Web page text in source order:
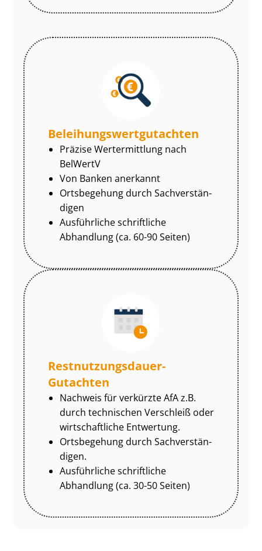
Be­lei­hungs­wert­gut­ach­ten
Präzise Wertermittlung nach
BelWertV
Von Banken anerkannt
Ortsbegehung durch Sach­ver­stän­
di­gen
Ausführliche schriftliche
Abhandlung (ca. 60-90 Seiten)
Rest­nut­zungs­dau­er-
Gutachten
Nachweis für verkürzte AfA z.B.
durch technischen Verschleiß oder
wirtschaftliche Entwertung.
Ortsbegehung durch Sach­ver­stän­
di­gen.
Ausführliche schriftliche
Abhandlung (ca. 30-50 Seiten)